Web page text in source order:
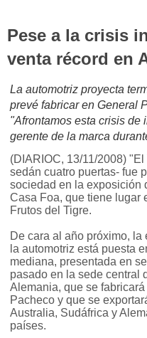
Pese a la crisis
venta récord en
La automotriz proyecta
prevé fabricar en General
"Afrontamos esta crisis de
gerente de la marca
(DIARIOC, 13/11/2008) "El
sedán cuatro puertas- fue
sociedad en la exposición
Casa Foa, que tiene lugar
Frutos del Tigre.
De cara al año próximo, la
la automotriz está puesta
mediana, presentada en
pasado en la sede central
Alemania, que se
Pacheco y que se
Australia, Sudáfrica y
países.